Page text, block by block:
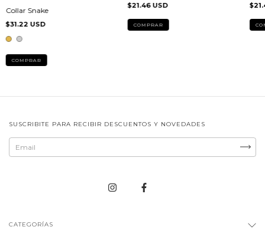
Collar Snake
$31.22 USD
COMPRAR
$21.46 USD
SUSCRIBITE PARA RECIBIR DESCUENTOS Y NOVEDADES
CATEGORÍAS